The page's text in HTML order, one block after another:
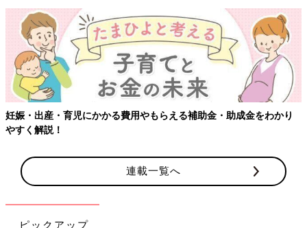
妊娠・出産・育児にかかる費用やもらえる補助金・助成金をわかり
やすく解説！
連載一覧へ
ピックアップ